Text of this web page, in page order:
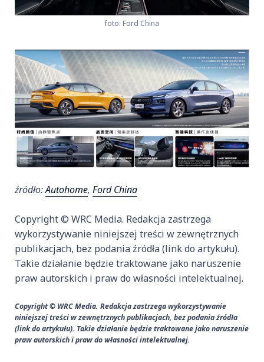
foto: Ford China
źródło:Autohome, Ford China
Copyright © WRC Media. Redakcja zastrzega
wykorzystywanie niniejszej treści w zewnętrznych
publikacjach, bez podania źródła (link do artykułu).
Takie działanie będzie traktowane jako naruszenie
praw autorskich i praw do własności intelektualnej.
Copyright © WRC Media. Redakcja zastrzega wykorzystywanie
niniejszej treści w zewnętrznych publikacjach, bez podania źródła
(link do artykułu). Takie działanie będzie traktowane jako naruszenie
praw autorskich i praw do własności intelektualnej.